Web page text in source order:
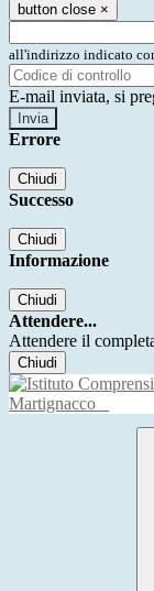
button close ×
all'indirizzo indicato
E-mail inviata, si
Errore
Chiudi
Successo
Chiudi
Informazione
Chiudi
Attendere...
Attendere il
Chiudi
Martignacco